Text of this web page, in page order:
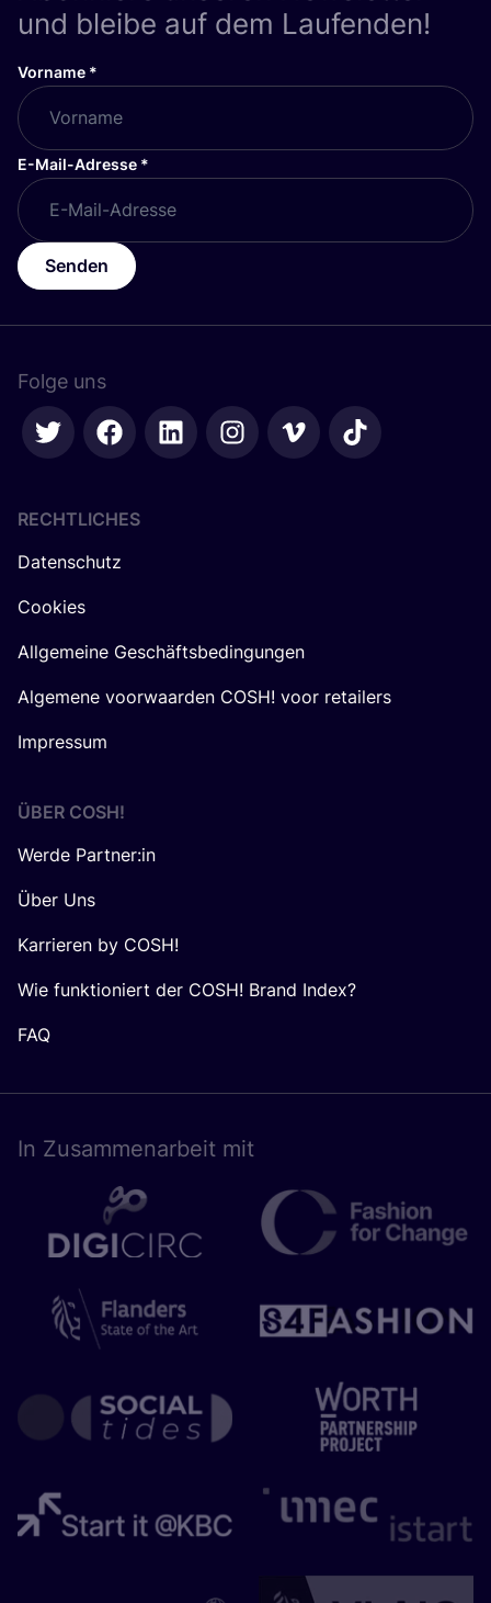
und bleibe auf dem Laufenden!
Vorname *
E-Mail-Adresse *
Senden
Folge uns
RECHTLICHES
Datenschutz
Cookies
Allgemeine Geschäftsbedingungen
Algemene voorwaarden COSH! voor retailers
Impressum
ÜBER COSH!
Werde Partner:in
Über Uns
Karrieren by COSH!
Wie funktioniert der COSH! Brand Index?
FAQ
In Zusam­men­ar­beit mit